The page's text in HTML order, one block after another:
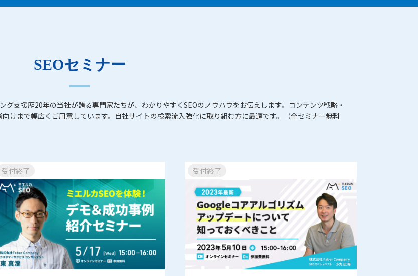
SEOセミナー
支援歴20年の当社が誇る専門家たちが、わかりやすくSEOのノウハウをお伝えします。コンテンツ戦略・
けまで幅広くご用意しています。自社サイトの検索流入強化に取り組む方に最適です。（全セミナー無料
受付終了 受付終了